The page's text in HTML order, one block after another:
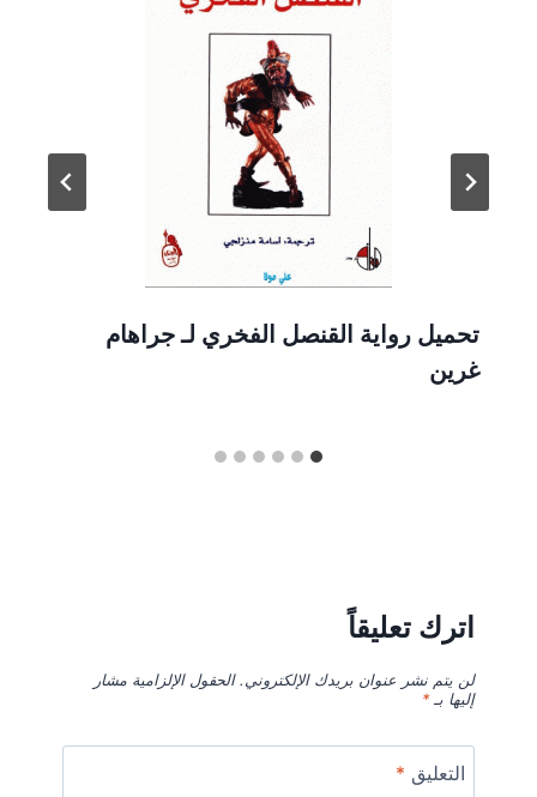
تحميل رواية القنصل الفخري لـ جراهام
غرين
اترك تعليقاً
لن يتم نشر عنوان بريدك الإلكتروني. الحقول الإلزامية مشار
إليها بـ*
التعليق *